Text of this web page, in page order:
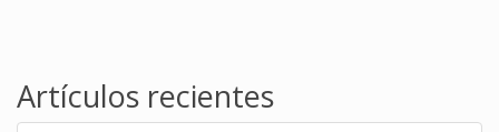
Artículos recientes